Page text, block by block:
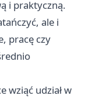
i praktyczną.
ale i
pracę czy
wziąć udział w